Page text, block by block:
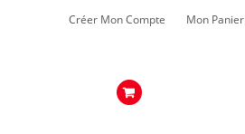
Créer Mon Compte Mon Panier